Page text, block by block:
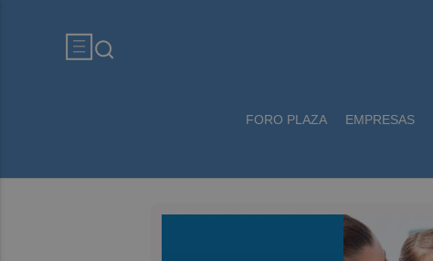
FORO PLAZA EMPRESAS